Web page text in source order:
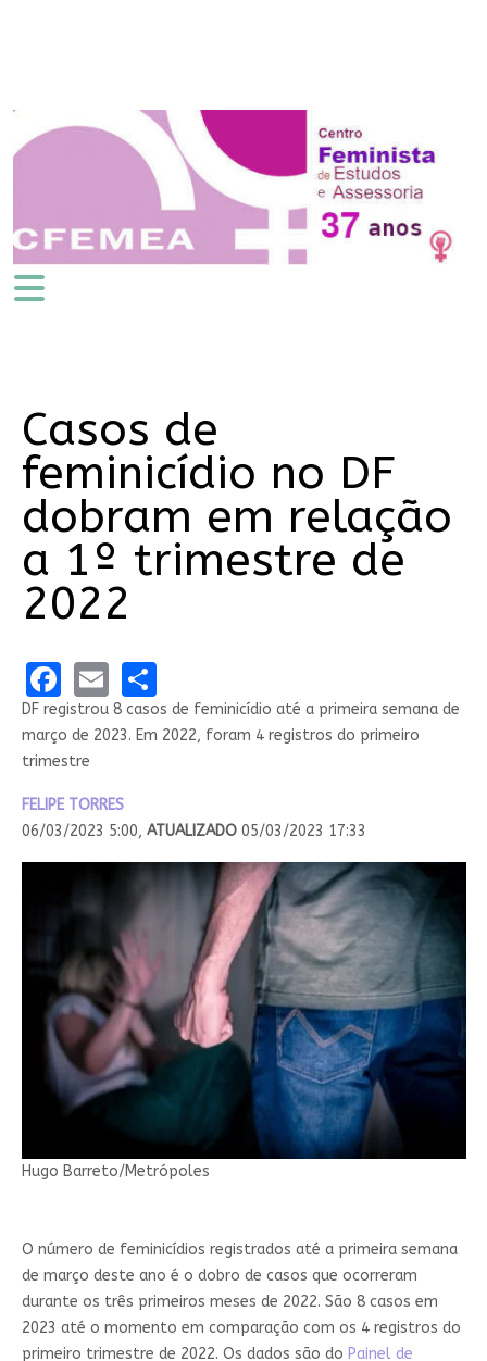
Casos de
feminicídio no DF
dobram em relação
a 1º trimestre de
2022
Facebook
EmailShare
DF registrou 8 casos de feminicídio até a primeira semana de
março de 2023. Em 2022, foram 4 registros do primeiro
trimestre
FELIPE TORRES
06/03/2023 5:00, ATUALIZADO 05/03/2023 17:33
Hugo Barreto/Metrópoles
O número de feminicídios registrados até a primeira semana
de março deste ano é o dobro de casos que ocorreram
durante os três primeiros meses de 2022. São 8 casos em
2023 até o momento em comparação com os 4 registros do
primeiro trimestre de 2022. Os dados são do Painel de